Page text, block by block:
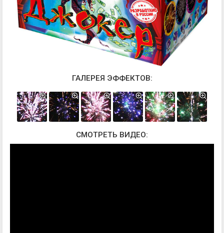
ГАЛЕРЕЯ ЭФФЕКТОВ:
СМОТРЕТЬ ВИДЕО: